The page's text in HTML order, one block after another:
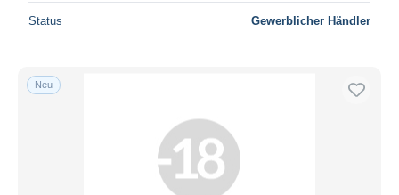
Status Gewerblicher Händler
Neu